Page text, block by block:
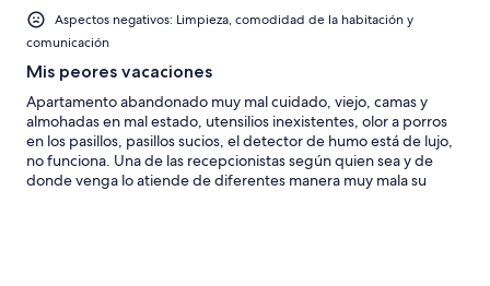
Aspectos negativos: Limpieza, comodidad de la habitación y
comunicación
Mis peores vacaciones
Apartamento abandonado muy mal cuidado, viejo, camas y
almohadas en mal estado, utensilios inexistentes, olor a porros
en los pasillos, pasillos sucios, el detector de humo está de lujo,
no funciona. Una de las recepcionistas según quien sea y de
donde venga lo atiende de diferentes manera muy mala su